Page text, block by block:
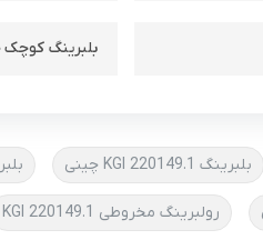
بلبرینگ
بلبرینگ 220149.1 KGI چینی
رولبرینگ مخروطی 220149.1 KGI